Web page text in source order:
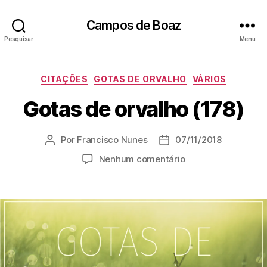
Pesquisar
Campos de Boaz
Menu
C
t
e
o
r
CITAÇÕES GOTAS DE ORVALHO VÁRIOS
Gotas de orvalho (178)
A
d
s
Por Francisco Nunes
D
e
07/11/2018
Nenhum comentárioe
o
s
d
e